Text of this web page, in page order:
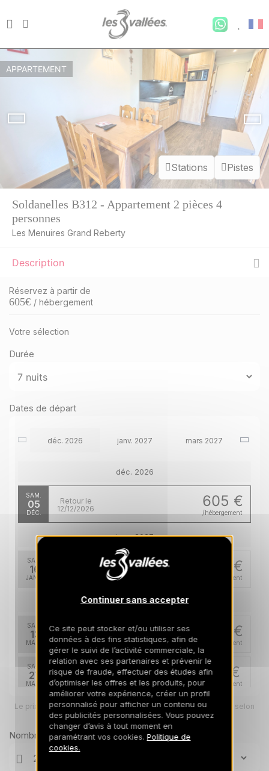
Stations Pistes
APPARTEMENT
Soldanelles B312 - Appartement 2 pièces 4
personnes
Les Menuires Grand Reberty
Description
Réservez à partir de
605€ / hébergement
Votre sélection
Durée
Dates de départ
déc. 2026 janv. 2027 mars 2027
déc. 2026
SAM.
05
DÉC.
605 €
/hébergement
Retour le
12/12/2026
janv. 2027
SAM.
16
JANV.
880 €
/hébergement
mars 2027
SAM.
13
MARS
865 €
/hébergement
Retour le
20/03/2027
SAM.
27
MARS
715 €
/hébergement
Retour le
03/04/2027
avr. 2027
SAM.
10
Retour le
17/04/2027
Le prix total pour votre sélection sera ajusté en page suivante selon
vos options
Nombre de voyageurs
Continuer sans accepter
Ce site peut stocker et/ou utiliser ses
données à des fins statistiques, afin de
gérer le suivi de l’activité commerciale, la
relation avec ses partenaires et prévenir le
risque de fraude, effectuer des études afin
d’optimiser les offres et les produits, pour
améliorer votre expérience, créer un profil
personnalisé pour afficher un contenu ou
des publicités personnalisées. Vous pouvez
changer d’avis à tout moment en
paramétrant vos cookies. Politique de
cookies.